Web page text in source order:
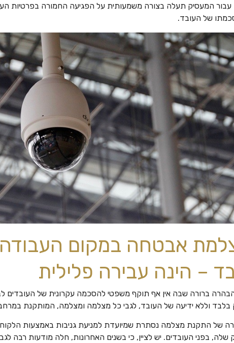
עבור המעסיק תעלה בצורה משמעותית על הפגיעה החמורה בפרטיות
של העובד.
אבטחה במקום
– הינה עבירה פלילית
ברורה שבה אין אף תוקף משפטי להסכמה עקרונית של העובדים
בלבד וללא ידיעה של העובד, לגבי כל מצלמה ומצלמה, המותקנת
של התקנת מצלמה נסתרת שמיועדת למניעת גניבות באמצעות
בפני העובדים. יש לציין, כי בשנים האחרונות, חלה מודעות רבה